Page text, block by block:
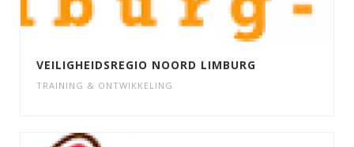
VEILIGHEIDSREGIO NOORD LIMBURG
TRAINING & ONTWIKKELING